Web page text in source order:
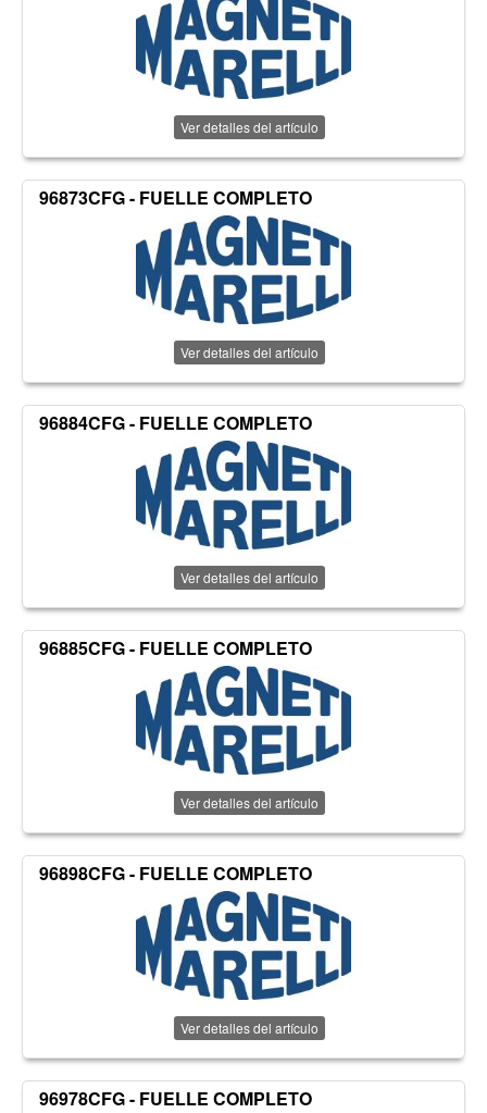
Ver detalles del artículo
96873CFG - FUELLE COMPLETO
Ver detalles del artículo
96884CFG - FUELLE COMPLETO
Ver detalles del artículo
96885CFG - FUELLE COMPLETO
Ver detalles del artículo
96898CFG - FUELLE COMPLETO
Ver detalles del artículo
96978CFG - FUELLE COMPLETO